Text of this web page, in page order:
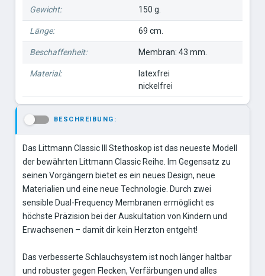
Gewicht: 150 g.
Länge: 69 cm.
Beschaffenheit: Membran: 43 mm.
Material:
latexfrei
nickelfrei
BESCHREIBUNG:
Das Littmann Classic III Stethoskop ist das neueste Modell
der bewährten Littmann Classic Reihe. Im Gegensatz zu
seinen Vorgängern bietet es ein neues Design, neue
Materialien und eine neue Technologie. Durch zwei
sensible Dual-Frequency Membranen ermöglicht es
höchste Präzision bei der Auskultation von Kindern und
Erwachsenen – damit dir kein Herzton entgeht!
Das verbesserte Schlauchsystem ist noch länger haltbar
und robuster gegen Flecken, Verfärbungen und alles